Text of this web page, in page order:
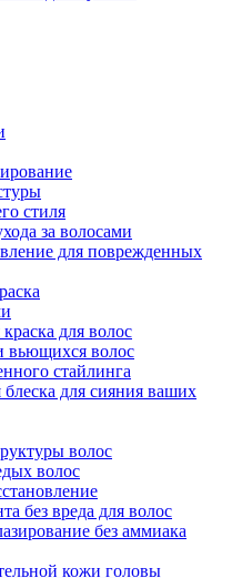
стиля
за волосами
для поврежденных
для волос
вьющихся волос
стайлинга
для сияния ваших
волос
волос
без вреда для волос
без аммиака
кожи головы